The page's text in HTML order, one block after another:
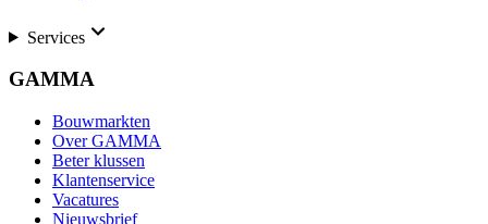
Services
GAMMA
Bouwmarkten
Over GAMMA
Beter klussen
Klantenservice
Vacatures
Nieuwsbrief